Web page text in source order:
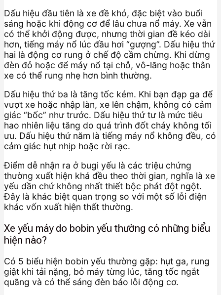
Dấu hiệu đầu tiên là xe đề khó, đặc biệt vào buổi
sáng hoặc khi động cơ để lâu chưa nổ máy. Xe vẫn
có thể khởi động được, nhưng thời gian đề kéo dài
hơn, tiếng máy nổ lúc đầu hơi “gượng”. Dấu hiệu thứ
hai là động cơ rung ở chế độ cầm chừng. Khi dừng
đèn đỏ hoặc để máy nổ tại chỗ, vô-lăng hoặc thân
xe có thể rung nhẹ hơn bình thường.
Dấu hiệu thứ ba là tăng tốc kém. Khi bạn đạp ga để
vượt xe hoặc nhập làn, xe lên chậm, không có cảm
giác “bốc” như trước. Dấu hiệu thứ tư là mức tiêu
hao nhiên liệu tăng do quá trình đốt cháy không tối
ưu. Dấu hiệu thứ năm là tiếng máy nổ không đều, có
cảm giác hụt nhịp hoặc rời rạc.
Điểm dễ nhận ra ở bugi yếu là các triệu chứng
thường xuất hiện khá đều theo thời gian, nghĩa là xe
yếu dần chứ không nhất thiết bộc phát đột ngột.
Đây là khác biệt quan trọng so với một số lỗi điện
khác vốn xuất hiện thất thường.
Xe yếu máy do bobin yếu thường có những biểu
hiện nào?
Có 5 biểu hiện bobin yếu thường gặp: hụt ga, rung
giật khi tải nặng, bỏ máy từng lúc, tăng tốc ngắt
quãng và có thể sáng đèn báo lỗi động cơ.